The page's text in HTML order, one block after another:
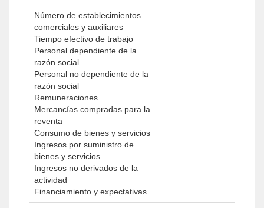
Número de establecimientos
comerciales y auxiliares
Tiempo efectivo de trabajo
Personal dependiente de la
razón social
Personal no dependiente de la
razón social
Remuneraciones
Mercancías compradas para la
reventa
Consumo de bienes y servicios
Ingresos por suministro de
bienes y servicios
Ingresos no derivados de la
actividad
Financiamiento y expectativas